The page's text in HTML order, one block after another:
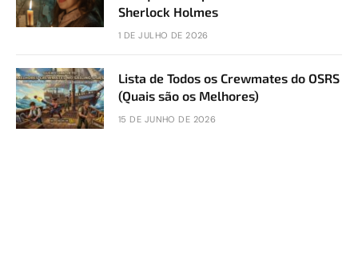
Sherlock Holmes
1 DE JULHO DE 2026
Lista de Todos os Crewmates do OSRS
(Quais são os Melhores)
15 DE JUNHO DE 2026